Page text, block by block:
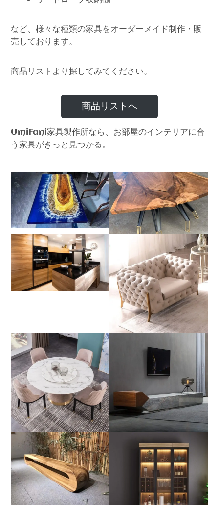
など、様々な種類の家具をオーダーメイド制作・販
売しております。
商品リストより探してみてください。
商品リストへ
UmiFani家具製作所なら、お部屋のインテリアに合
う家具がきっと見つかる。